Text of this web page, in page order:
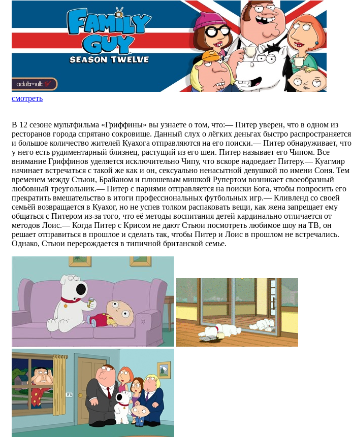
смотреть
В 12 сезоне мультфильма «Гриффины» вы узнаете о том, что:— Питер уверен, что в одном из
ресторанов города спрятано сокровище. Данный слух о лёгких деньгах быстро распространяется
и большое количество жителей Куахога отправляются на его поиски.— Питер обнаруживает, что
у него есть рудиментарный близнец, растущий из его шеи. Питер называет его Чипом. Все
внимание Гриффинов уделяется исключительно Чипу, что вскоре надоедает Питеру.— Куагмир
начинает встречаться с такой же как и он, сексуально ненасытной девушкой по имени Соня. Тем
временем между Стьюи, Брайаном и плюшевым мишкой Рупертом возникает своеобразный
любовный треугольник.— Питер с парнями отправляется на поиски Бога, чтобы попросить его
прекратить вмешательство в итоги профессиональных футбольных игр.— Кливленд со своей
семьёй возвращается в Куахог, но не успев толком распаковать вещи, как жена запрещает ему
общаться с Питером из-за того, что её методы воспитания детей кардинально отличается от
методов Лоис.— Когда Питер с Крисом не дают Стьюи посмотреть любимое шоу на ТВ, он
решает отправиться в прошлое и сделать так, чтобы Питер и Лоис в прошлом не встречались.
Однако, Стьюи перерождается в типичной британской семье.